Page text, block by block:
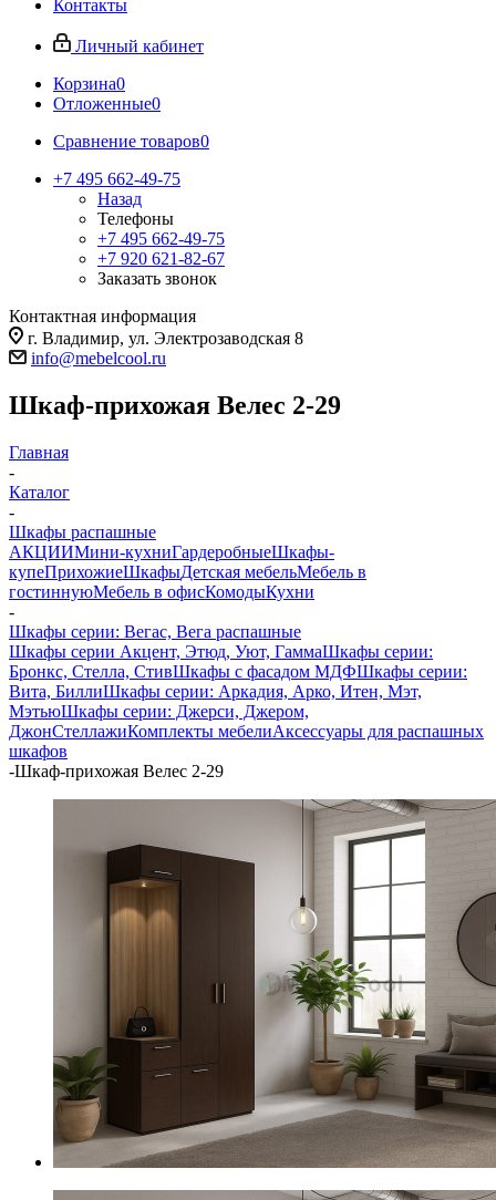
Контакты
Личный кабинет
Корзина0
Отложенные0
Сравнение товаров0
+7 495 662-49-75
Назад
Телефоны
+7 495 662-49-75
+7 920 621-82-67
Заказать звонок
Контактная информация
г. Владимир, ул. Электрозаводская 8
info@mebelcool.ru
Шкаф-прихожая Велес 2-29
Главная
-
Каталог
-
Шкафы распашные
АКЦИИМини-кухниГардеробныеШкафы-
купеПрихожиеШкафыДетская мебельМебель в
гостиннуюМебель в офисКомодыКухни
-
Шкафы серии: Вегас, Вега распашные
Шкафы серии Акцент, Этюд, Уют, ГаммаШкафы серии:
Бронкс, Стелла, СтивШкафы с фасадом МДФШкафы серии:
Вита, БиллиШкафы серии: Аркадия, Арко, Итен, Мэт,
МэтьюШкафы серии: Джерси, Джером,
ДжонСтеллажиКомплекты мебелиАксессуары для распашных
шкафов
-Шкаф-прихожая Велес 2-29